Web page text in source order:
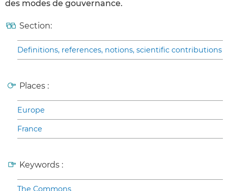
des modes de gouvernance.
Section:
Definitions, references, notions, scientific contributions
Places :
Europe
France
Keywords :
The Commons